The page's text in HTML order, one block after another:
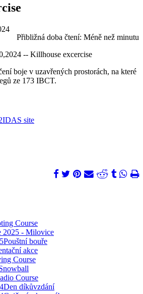
Přibližná doba čtení: Méně než minutu
-- Killhouse excercise
boje v uzavřených prostorách, na které
ze 173 IBCT.
site
Course
2025 - Milovice
Pouštní bouře
akce
Course
Course
Den díkůvzdání